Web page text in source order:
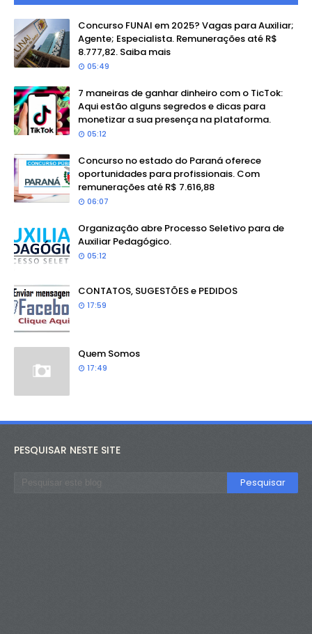
Concurso FUNAI em 2025? Vagas para Auxiliar;
Agente; Especialista. Remunerações até R$
8.777,82. Saiba mais
05:49
7 maneiras de ganhar dinheiro com o TicTok:
Aqui estão alguns segredos e dicas para
monetizar a sua presença na plataforma.
05:12
Concurso no estado do Paraná oferece
oportunidades para profissionais. Com
remunerações até R$ 7.616,88
06:07
Organização abre Processo Seletivo para de
Auxiliar Pedagógico.
05:12
CONTATOS, SUGESTÕES e PEDIDOS
17:59
Quem Somos
17:49
PESQUISAR NESTE SITE